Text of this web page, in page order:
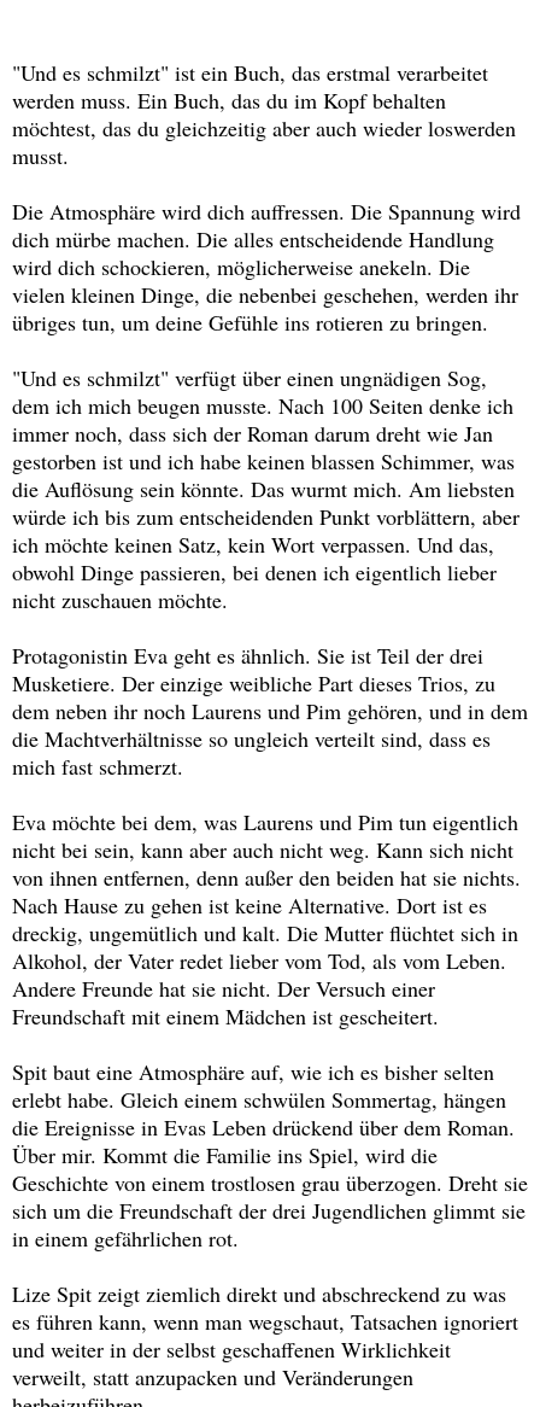
"Und es schmilzt" ist ein Buch, das erstmal verarbeitet
werden muss. Ein Buch, das du im Kopf behalten
möchtest, das du gleichzeitig aber auch wieder loswerden
musst.
Die Atmosphäre wird dich auffressen. Die Spannung wird
dich mürbe machen. Die alles entscheidende Handlung
wird dich schockieren, möglicherweise anekeln. Die
vielen kleinen Dinge, die nebenbei geschehen, werden ihr
übriges tun, um deine Gefühle ins rotieren zu bringen.
"Und es schmilzt" verfügt über einen ungnädigen Sog,
dem ich mich beugen musste. Nach 100 Seiten denke ich
immer noch, dass sich der Roman darum dreht wie Jan
gestorben ist und ich habe keinen blassen Schimmer, was
die Auflösung sein könnte. Das wurmt mich. Am liebsten
würde ich bis zum entscheidenden Punkt vorblättern, aber
ich möchte keinen Satz, kein Wort verpassen. Und das,
obwohl Dinge passieren, bei denen ich eigentlich lieber
nicht zuschauen möchte.
Protagonistin Eva geht es ähnlich. Sie ist Teil der drei
Musketiere. Der einzige weibliche Part dieses Trios, zu
dem neben ihr noch Laurens und Pim gehören, und in dem
die Machtverhältnisse so ungleich verteilt sind, dass es
mich fast schmerzt.
Eva möchte bei dem, was Laurens und Pim tun eigentlich
nicht bei sein, kann aber auch nicht weg. Kann sich nicht
von ihnen entfernen, denn außer den beiden hat sie nichts.
Nach Hause zu gehen ist keine Alternative. Dort ist es
dreckig, ungemütlich und kalt. Die Mutter flüchtet sich in
Alkohol, der Vater redet lieber vom Tod, als vom Leben.
Andere Freunde hat sie nicht. Der Versuch einer
Freundschaft mit einem Mädchen ist gescheitert.
Spit baut eine Atmosphäre auf, wie ich es bisher selten
erlebt habe. Gleich einem schwülen Sommertag, hängen
die Ereignisse in Evas Leben drückend über dem Roman.
Über mir. Kommt die Familie ins Spiel, wird die
Geschichte von einem trostlosen grau überzogen. Dreht sie
sich um die Freundschaft der drei Jugendlichen glimmt sie
in einem gefährlichen rot.
Lize Spit zeigt ziemlich direkt und abschreckend zu was
es führen kann, wenn man wegschaut, Tatsachen ignoriert
und weiter in der selbst geschaffenen Wirklichkeit
verweilt, statt anzupacken und Veränderungen